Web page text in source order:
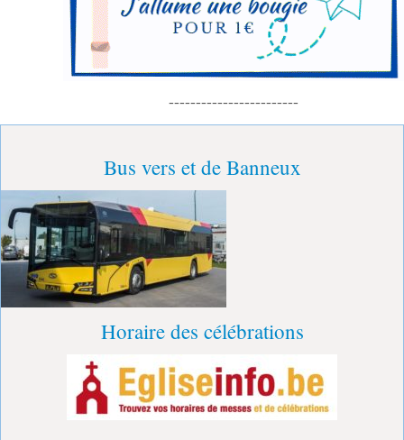
------------------------
Bus vers et de Banneux
Horaire des célébrations